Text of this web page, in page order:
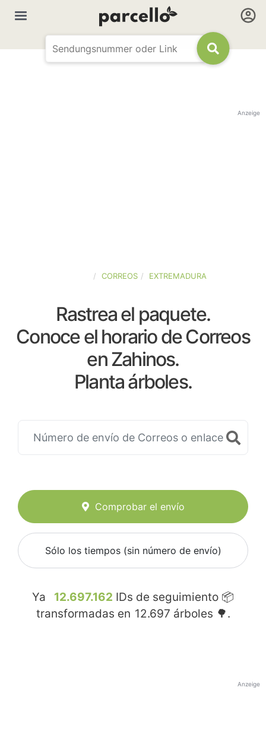
Anzeige
CORREOS EXTREMADURA
Rastrea el paquete.
Conoce el horario de Correos
en Zahinos.
Planta árboles.
Comprobar el envío
Sólo los tiempos (sin número de envío)
Ya 12.697.162 IDs de seguimiento 📦
transformadas en 12.697 árboles 🌳.
Anzeige